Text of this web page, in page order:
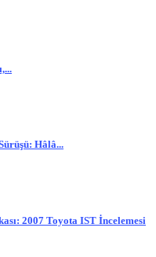
Hâlâ...
2007 Toyota IST İncelemesi